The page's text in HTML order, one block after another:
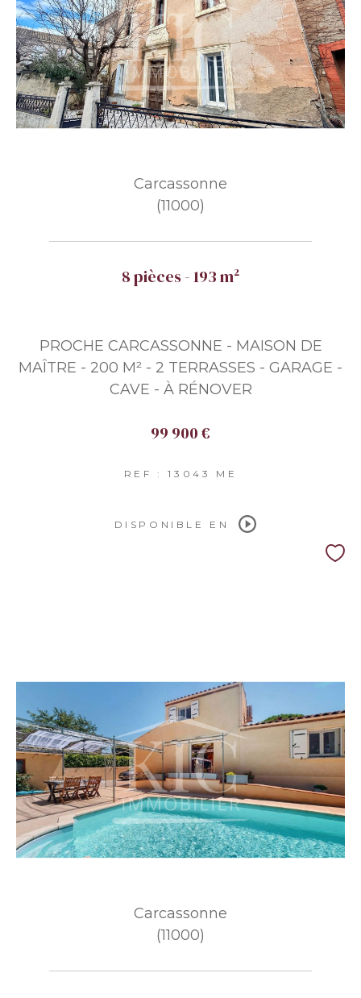
Carcassonne
(11000)
8 pièces - 193 m²
PROCHE CARCASSONNE - MAISON DE
MAÎTRE - 200 M² - 2 TERRASSES - GARAGE -
CAVE - À RÉNOVER
99 900 €
REF : 13043 ME
DISPONIBLE EN
Carcassonne
(11000)